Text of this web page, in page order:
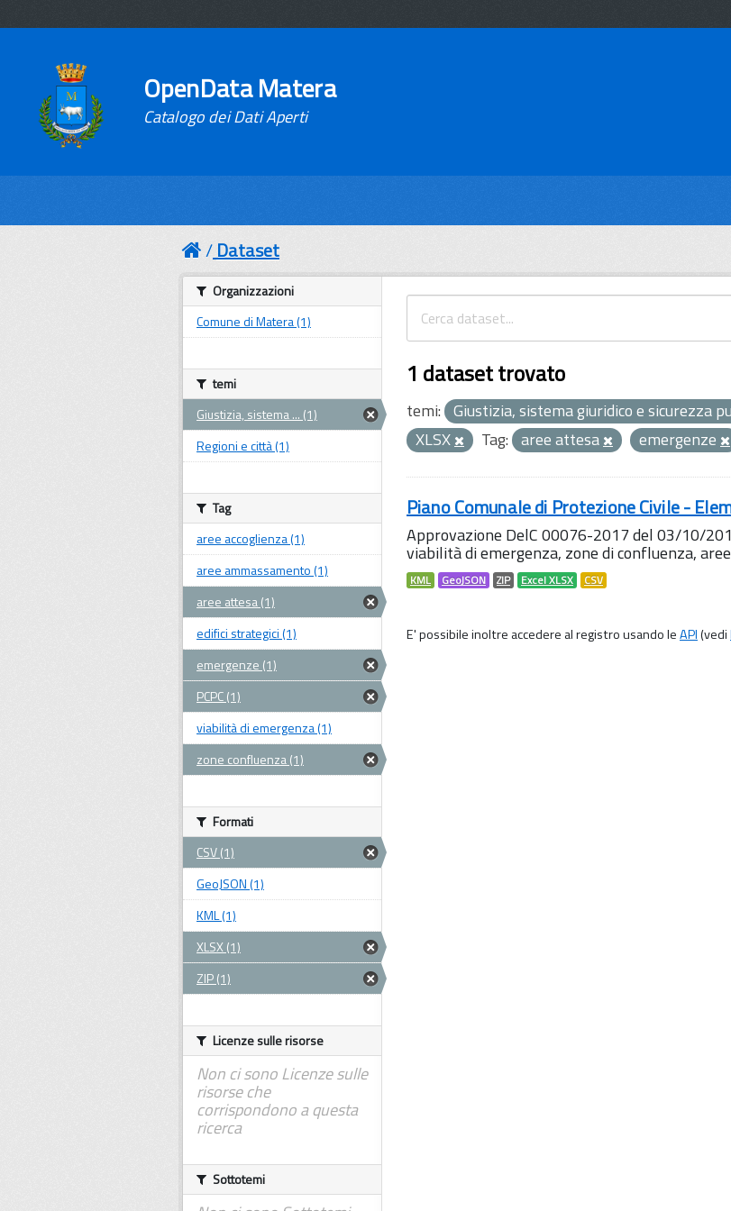
OpenData Matera
Catalogo dei Dati Aperti
Dataset
1 dataset trovato
temi: Giustizia, sistema giuridico e sicurezza
XLSX
Tag: aree attesa emergenze
Piano Comunale di Protezione Civile -
Approvazione DelC 00076-2017 del 03/10/
viabilità di emergenza, zone di confluenza,
KML GeoJSON ZIP Excel XLSX CSV
E' possibile inoltre accedere al registro usando leAPI(vedi
Organizzazioni
Comune di Matera (1)
temi
Giustizia, sistema ... (1)
Regioni e città (1)
Tag
aree accoglienza (1)
aree ammassamento (1)
aree attesa (1)
edifici strategici (1)
emergenze (1)
PCPC (1)
viabilità di emergenza (1)
zone confluenza (1)
Formati
CSV (1)
GeoJSON (1)
KML (1)
XLSX (1)
ZIP (1)
Licenze sulle risorse
Non ci sono Licenze sulle
risorse che
corrispondono a questa
ricerca
Sottotemi